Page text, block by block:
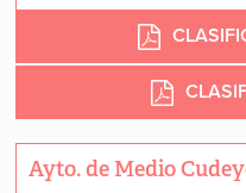
Ayto. de Medio